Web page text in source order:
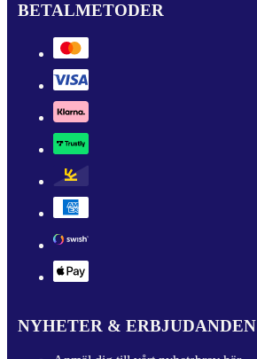
BETALMETODER
NYHETER & ERBJUDANDEN